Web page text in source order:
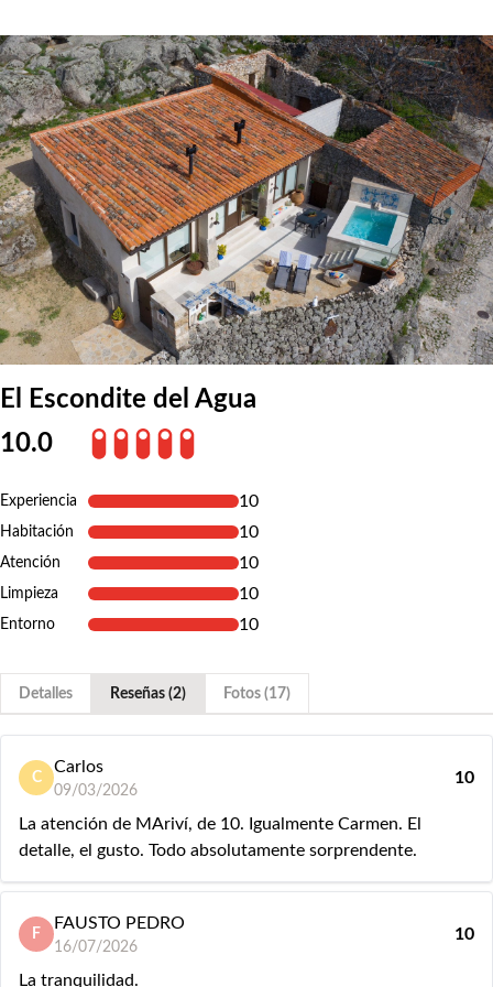
El Escondite del Agua
10.0
Experiencia 10
Habitación 10
Atención 10
Limpieza 10
Entorno 10
Detalles Reseñas (2) Fotos (17)
C
Carlos
09/03/2026
10
La atención de MAriví, de 10. Igualmente Carmen. El
detalle, el gusto. Todo absolutamente sorprendente.
F
FAUSTO PEDRO
16/07/2026
10
La tranquilidad.